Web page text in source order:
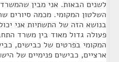
לשנים הבאות. אני מבין
השלטון המקומי. מכמה סיורים
בנושא הזה של התשתיות אני
פעולה גדול מאוד בין משרד
המקומי בפרטים של כבישים,
ארציים, כבישים פנימיים של